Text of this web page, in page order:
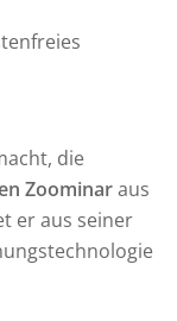
die
Zoominaraus
er aus seiner